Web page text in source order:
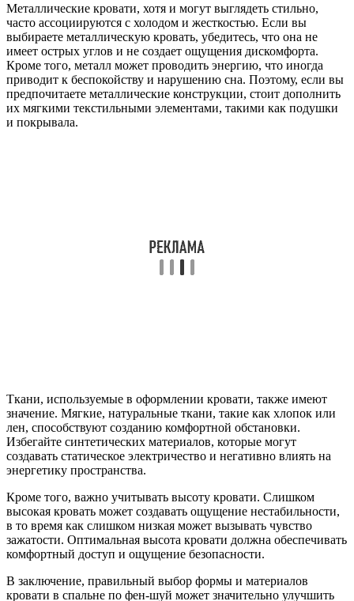
Металлические кровати, хотя и могут выглядеть стильно,
часто ассоциируются с холодом и жесткостью. Если вы
выбираете металлическую кровать, убедитесь, что она не
имеет острых углов и не создает ощущения дискомфорта.
Кроме того, металл может проводить энергию, что иногда
приводит к беспокойству и нарушению сна. Поэтому, если вы
предпочитаете металлические конструкции, стоит дополнить
их мягкими текстильными элементами, такими как подушки
и покрывала.
Ткани, используемые в оформлении кровати, также имеют
значение. Мягкие, натуральные ткани, такие как хлопок или
лен, способствуют созданию комфортной обстановки.
Избегайте синтетических материалов, которые могут
создавать статическое электричество и негативно влиять на
энергетику пространства.
Кроме того, важно учитывать высоту кровати. Слишком
высокая кровать может создавать ощущение нестабильности,
в то время как слишком низкая может вызывать чувство
зажатости. Оптимальная высота кровати должна обеспечивать
комфортный доступ и ощущение безопасности.
В заключение, правильный выбор формы и материалов
кровати в спальне по фен-шуй может значительно улучшить